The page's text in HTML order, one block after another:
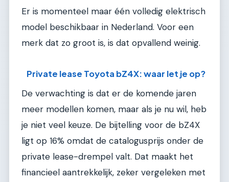
Er is momenteel maar één volledig elektrisch
model beschikbaar in Nederland. Voor een
merk dat zo groot is, is dat opvallend weinig.
Private lease Toyota bZ4X: waar let je op?
De verwachting is dat er de komende jaren
meer modellen komen, maar als je nu wil, heb
je niet veel keuze. De bijtelling voor de bZ4X
ligt op 16% omdat de catalogusprijs onder de
private lease-drempel valt. Dat maakt het
financieel aantrekkelijk, zeker vergeleken met